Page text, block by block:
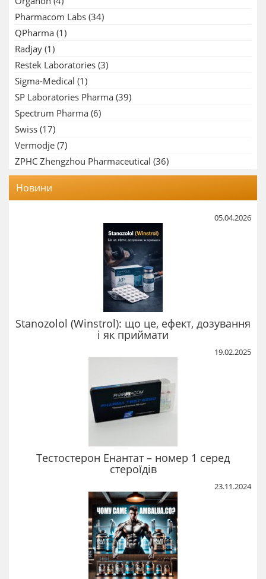
Pharmacom Labs (34)
QPharma (1)
Radjay (1)
Restek Laboratories (3)
Sigma-Medical (1)
SP Laboratories Pharma (39)
Spectrum Pharma (6)
Swiss (17)
Vermodje (7)
ZPHC Zhengzhou Pharmaceutical (36)
Новини
05.04.2026
Stanozolol (Winstrol): що це, ефект, дозування
і як приймати
19.02.2025
Тестостерон Енантат – номер 1 серед
стероїдів
23.11.2024